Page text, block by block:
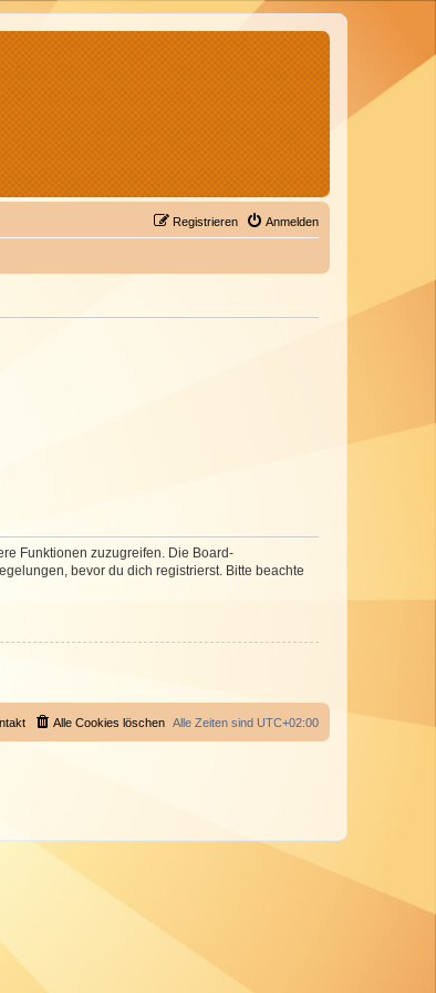
Anmelden
Registrieren
Funktionen zuzugreifen. Die Board-
bevor du dich registrierst. Bitte beachte
Alle Zeiten sind UTC+02:00
Alle Cookies löschen